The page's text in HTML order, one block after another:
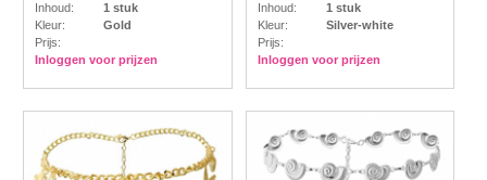
Inhoud:
1 stuk
Kleur:
Gold
Prijs:
Inloggen voor prijzen
Inhoud:
1 stuk
Kleur:
Silver-white
Prijs:
Inloggen voor prijzen